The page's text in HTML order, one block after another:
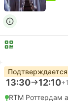
13:30 12:10+1
RTM Роттердам